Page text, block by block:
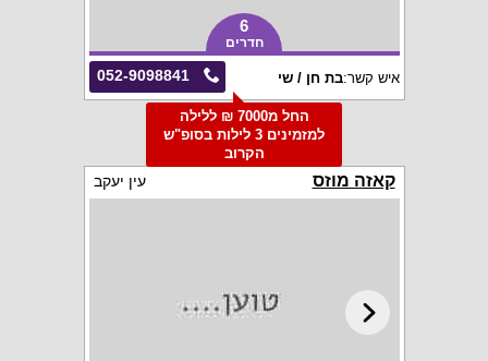
6
חדרים
052-9098841 איש קשר:בת חן / שי
החל מ7000 ₪ ללילה
למזמינים 3 לילות בסופ"ש
הקרוב
קאזה מוזס עין יעקב